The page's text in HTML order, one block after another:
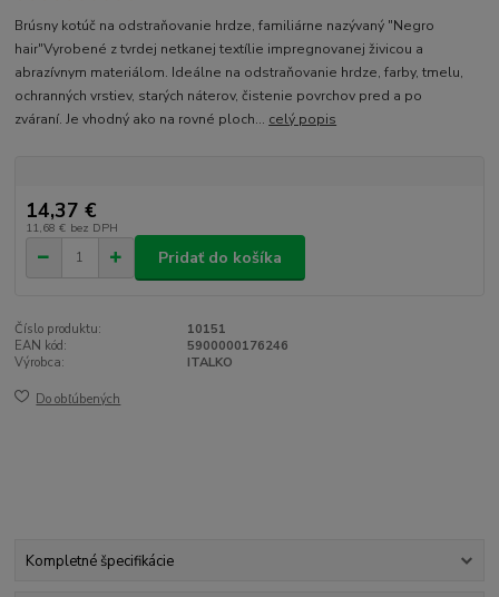
Brúsny kotúč na odstraňovanie hrdze, familiárne nazývaný "Negro
hair"Vyrobené z tvrdej netkanej textílie impregnovanej živicou a
abrazívnym materiálom. Ideálne na odstraňovanie hrdze, farby, tmelu,
ochranných vrstiev, starých náterov, čistenie povrchov pred a po
zváraní. Je vhodný ako na rovné ploch... celý popis
14,37 €
11,68 € bez DPH
Pridať do košíka
Číslo produktu:
10151
EAN kód:
5900000176246
Výrobca:
ITALKO
Do obľúbených
Kompletné špecifikácie